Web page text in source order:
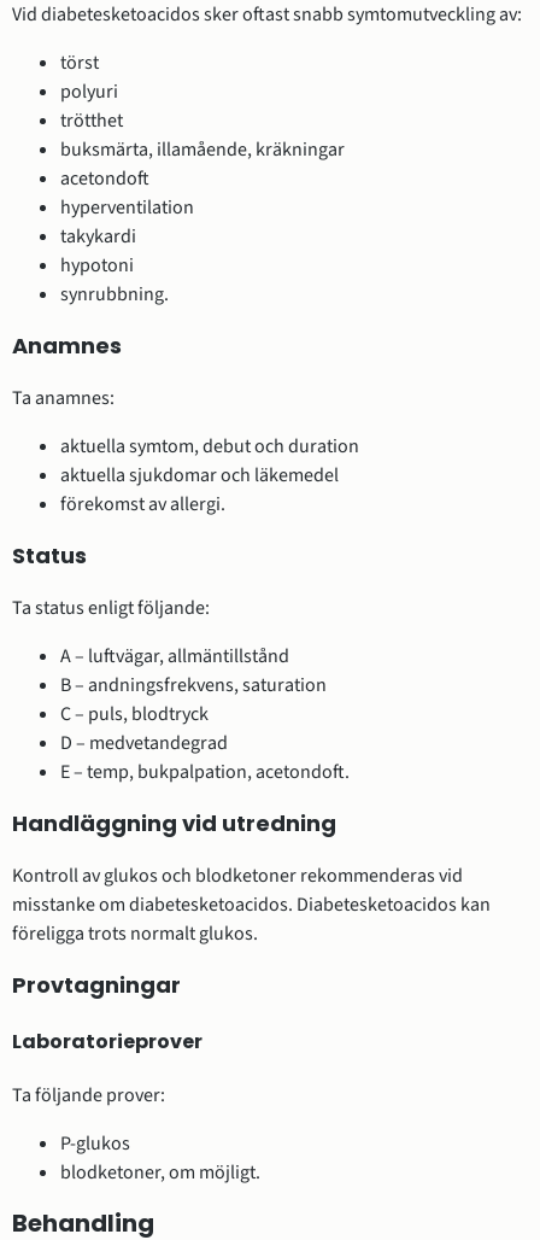
Vid diabetesketoacidos sker oftast snabb symtomutveckling av:
törst
polyuri
trötthet
buksmärta, illamående, kräkningar
acetondoft
hyperventilation
takykardi
hypotoni
synrubbning.
Anamnes
Ta anamnes:
aktuella symtom, debut och duration
aktuella sjukdomar och läkemedel
förekomst av allergi.
Status
Ta status enligt följande:
A – luftvägar, allmäntillstånd
B – andningsfrekvens, saturation
C – puls, blodtryck
D – medvetandegrad
E – temp, bukpalpation, acetondoft.
Handläggning vid utredning
Kontroll av glukos och blodketoner rekommenderas vid
misstanke om diabetesketoacidos. Diabetesketoacidos kan
föreligga trots normalt glukos.
Provtagningar
Laboratorieprover
Ta följande prover:
P-glukos
blodketoner, om möjligt.
Behandling